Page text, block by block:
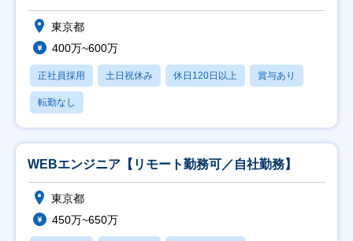
東京都
400万~600万
正社員採用 土日祝休み 休日120日以上 賞与あり
転勤なし
WEBエンジニア【リモート勤務可／自社勤務】
東京都
450万~650万